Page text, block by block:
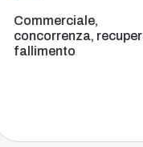
recupero e